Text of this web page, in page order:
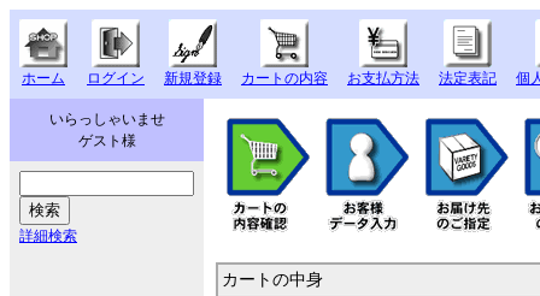
ホーム ログイン 新規登録 カートの内容 お支払方法 法定表記 個
いらっしゃいませ
ゲスト様
詳細検索
カートの中身